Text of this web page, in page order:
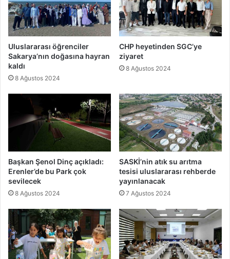
Uluslararası öğrenciler
Sakarya’nın doğasına hayran
kaldı
8 Ağustos 2024
CHP heyetinden SGC’ye
ziyaret
8 Ağustos 2024
Başkan Şenol Dinç açıkladı:
Erenler’de bu Park çok
sevilecek
8 Ağustos 2024
SASKİ’nin atık su arıtma
tesisi uluslararası rehberde
yayınlanacak
7 Ağustos 2024